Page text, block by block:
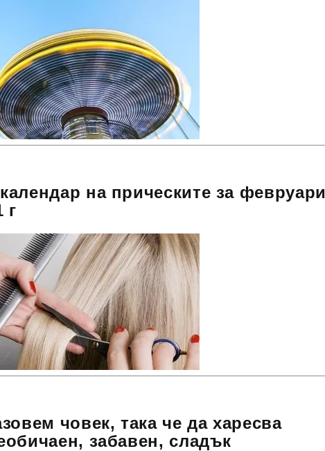
на прическите за февруари
г
човек, така че да харесва
забавен, сладък